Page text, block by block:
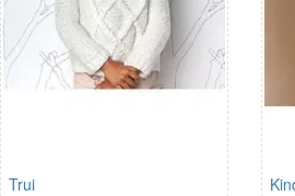
Trui